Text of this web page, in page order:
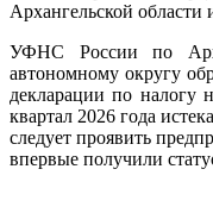
УФНС России по
автономному округу
декларации по налогу
квартал 2026 года
следует проявить
впервые получили